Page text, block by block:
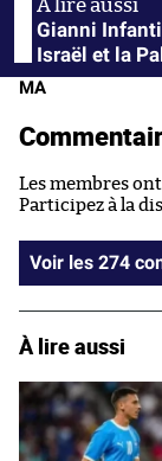
Gianni
Israël et la
MA
Les membres
Participez à la
Voir
À lire aussi